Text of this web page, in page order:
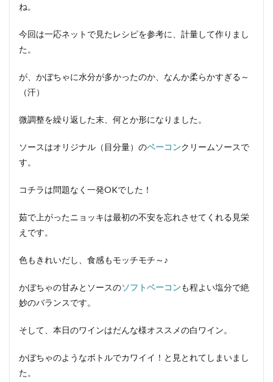
ね。
今回は一応ネットで見たレシピを参考に、計量して作りまし
た。
が、かぼちゃに水分が多かったのか、なんか柔らかすぎる～
（汗）
微調整を繰り返した末、何とか形になりました。
ソースはオリジナル（目分量）のベーコンクリームソースで
す。
コチラは問題なく一発OKでした！
茹で上がったニョッキは最初の不安を忘れさせてくれる見栄
えです。
色もきれいだし、食感もモッチモチ～♪
かぼちゃの甘みとソースのソフトベーコンも程よい塩分で絶
妙のバランスです。
そして、本日のワインはだんな様オススメの白ワイン。
かぼちゃのようなボトルでカワイイ！と見とれてしまいまし
た。